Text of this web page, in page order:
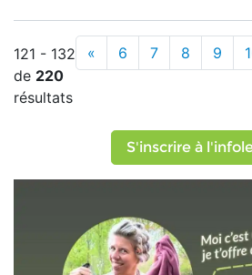
121 - 132
de 220
résultats
« 6 7 8 9
S'inscrire à